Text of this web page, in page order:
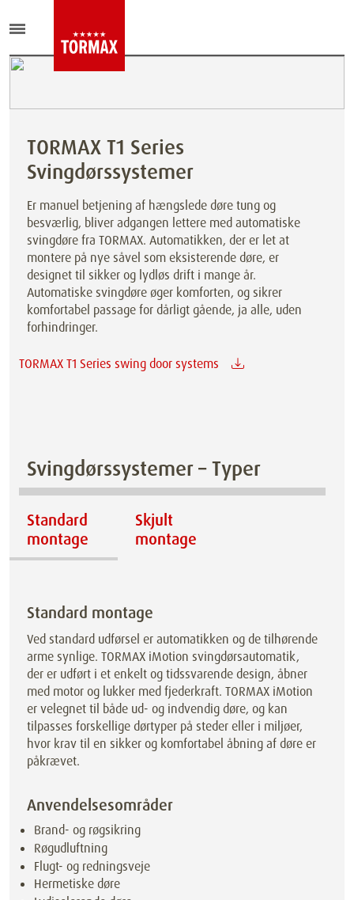
TORMAX T1 Series
Svingdørssystemer
Er manuel betjening af hængslede døre tung og
besværlig, bliver adgangen lettere med automatiske
svingdøre fra TORMAX. Automatikken, der er let at
montere på nye såvel som eksisterende døre, er
designet til sikker og lydløs drift i mange år.
Automatiske svingdøre øger komforten, og sikrer
komfortabel passage for dårligt gående, ja alle, uden
forhindringer.
TORMAX T1 Series swing door systems
Svingdørssystemer – Typer
Standard
montage
Skjult
montage
Standard montage
Ved standard udførsel er automatikken og de tilhørende
arme synlige. TORMAX iMotion svingdørsautomatik,
der er udført i et enkelt og tidssvarende design, åbner
med motor og lukker med fjederkraft. TORMAX iMotion
er velegnet til både ud- og indvendig døre, og kan
tilpasses forskellige dørtyper på steder eller i miljøer,
hvor krav til en sikker og komfortabel åbning af døre er
påkrævet.
Anvendelsesområder
Brand- og røgsikring
Røgudluftning
Flugt- og redningsveje
Hermetiske døre